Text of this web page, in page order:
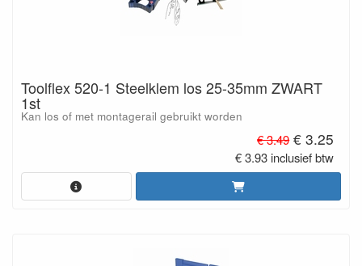
Toolflex 520-1 Steelklem los 25-35mm ZWART
1st
Kan los of met montagerail gebruikt worden
€ 3.49€ 3.25
€ 3.93 inclusief btw